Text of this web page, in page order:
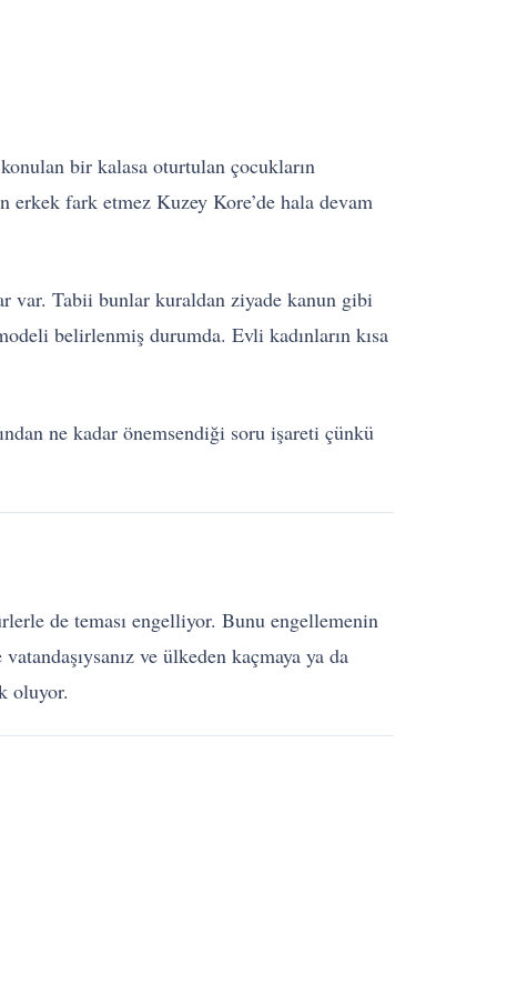
bir kalasa oturtulan çocukların
erkek fark etmez Kuzey Kore’de hala devam
var. Tabii bunlar kuraldan ziyade kanun gibi
belirlenmiş durumda. Evli kadınların kısa
ne kadar önemsendiği soru işareti çünkü
de teması engelliyor. Bunu engellemenin
ve ülkeden kaçmaya ya da
oluyor.